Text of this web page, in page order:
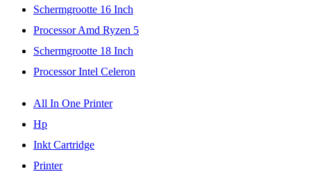
Schermgrootte 16 Inch
Processor Amd Ryzen 5
Schermgrootte 18 Inch
Processor Intel Celeron
All In One Printer
Hp
Inkt Cartridge
Printer